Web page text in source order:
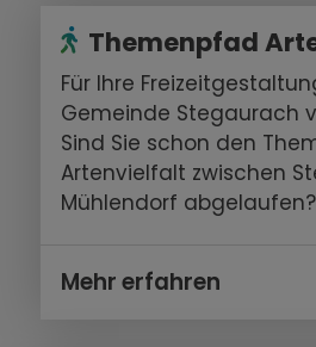
Themenpfad
Für Ihre
Gemeinde Stegaurach
Sind Sie schon den
Artenvielfalt zwischen
Mühlendorf abgelaufen?
Mehr erfahren